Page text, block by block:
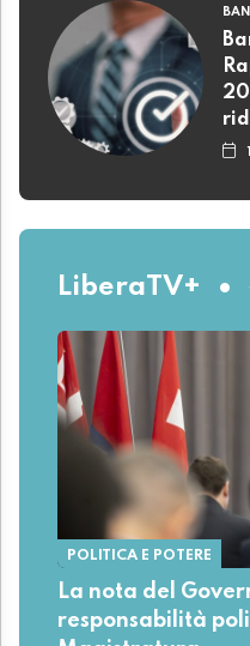
LiberaTV+
POLITICA E POTERE
La nota del
responsabilità